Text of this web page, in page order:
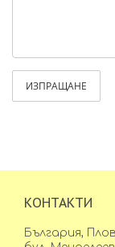
ИЗПРАЩАНЕ
КОНТАКТИ
България,